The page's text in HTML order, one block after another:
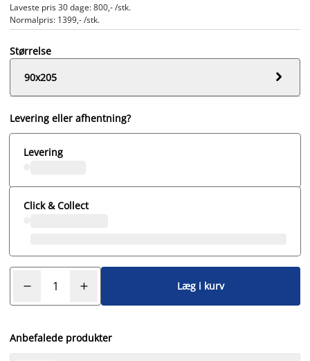
Laveste pris 30 dage: 800,- /stk.
Normalpris: 1399,- /stk.
Størrelse
90x205

Levering eller afhentning?
Levering
Click & Collect
Læg i kurv
Anbefalede produkter